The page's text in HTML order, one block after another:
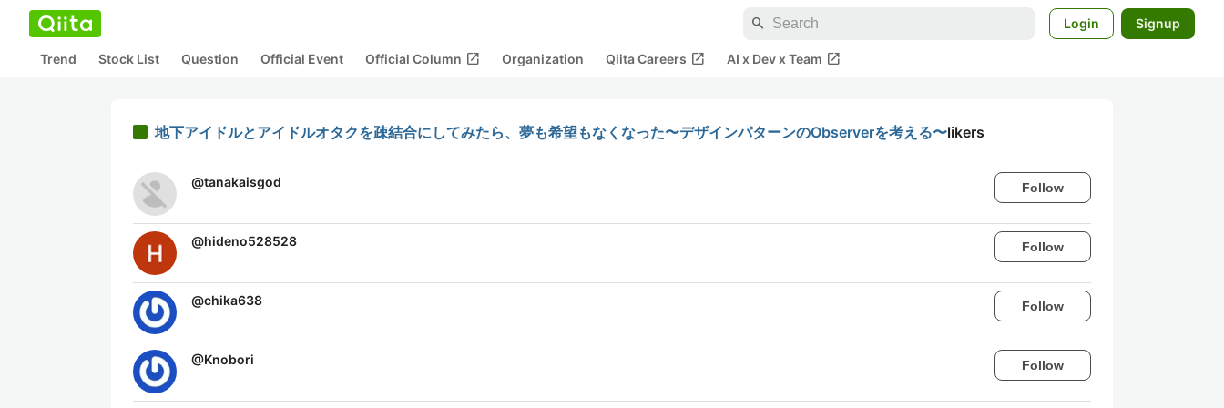
search Login Signup
Trend Stock List Question Official Event Official Column open_in_new Organization Qiita Careers open_in_new AI x Dev x Team open_in_new
地下アイドルとアイドルオタクを疎結合にしてみたら、夢も希望もなくなった〜デザインパターンのObserverを考える〜likers
@tanakaisgod Follow
@hideno528528 Follow
@chika638 Follow
@Knobori Follow